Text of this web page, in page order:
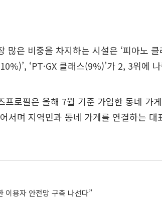
많은 비중을 차지하는 시설은 ‘피아노
‘PT·GX 클래스(9%)’가 2, 3위에
프로필은 올해 7월 기준 가입한 동네 가
서며 지역민과 동네 가게를 연결하는
이용자 안전망 구축 나선다”